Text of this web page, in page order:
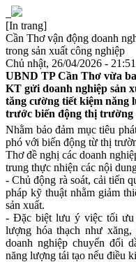
[In trang]
Cần Thơ vận động doanh
trong sản xuất công nghiệp
Chủ nhật, 26/04/2026 - 21:51
UBND TP Cần Thơ vừa
KT gửi doanh nghiệp sản
tăng cường tiết kiệm năng
trước biến động thị trường
Nhằm bảo đảm mục tiêu
phó với biến động từ thị
Thơ đề nghị các doanh
trung thực nhiện các nội
- Chủ động rà soát, cải tiến
pháp kỹ thuật nhằm giảm
sản xuất.
- Đặc biệt lưu ý việc tối ưu
lượng hóa thạch như
doanh nghiệp chuyển đổi
năng lượng tái tạo nếu điều